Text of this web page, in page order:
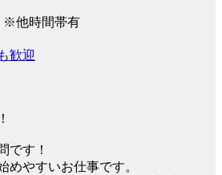
※他時間帯有
歓迎
です！
めやすいお仕事です。